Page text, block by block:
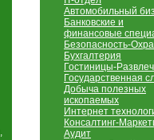
,
Автомобильный
Банковские и
финансовые
Безопасность-
Бухгалтерия
Гостиницы-
Государственная
Добыча полезных
ископаемых
Интернет
Консалтинг-
Аудит